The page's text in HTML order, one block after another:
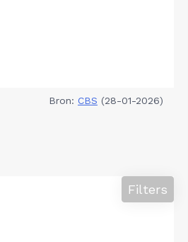
Bron: CBS (28-01-2026)
Filters